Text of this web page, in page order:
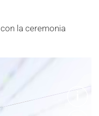
la ceremonia